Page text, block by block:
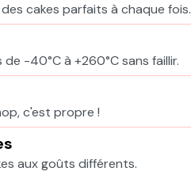
cakes parfaits à chaque fois.
-40°C à +260°C sans faillir.
c'est propre !
aux goûts différents.